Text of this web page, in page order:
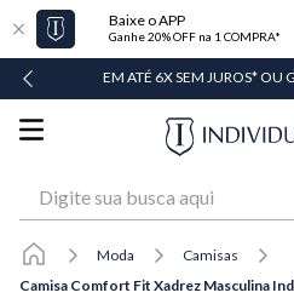
Baixe o APP
Ganhe 20% OFF na 1 COMPRA*
EM ATÉ 6X SEM JUROS* OU
Moda
Camisas